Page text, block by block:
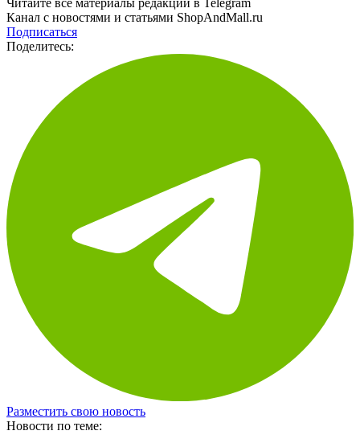
Читайте все материалы редакции в Telegram
Канал с новостями и статьями ShopAndMall.ru
Подписаться
Поделитесь:
Разместить свою новость
Новости по теме: